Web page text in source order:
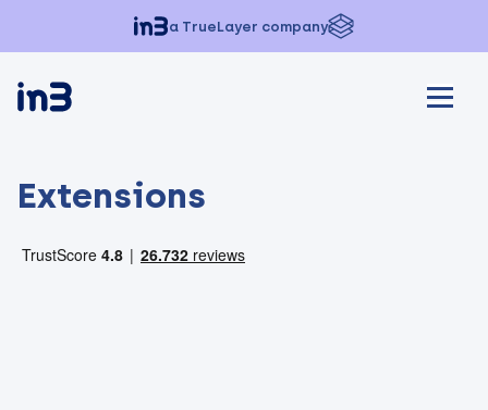
a TrueLayer company
Extensions